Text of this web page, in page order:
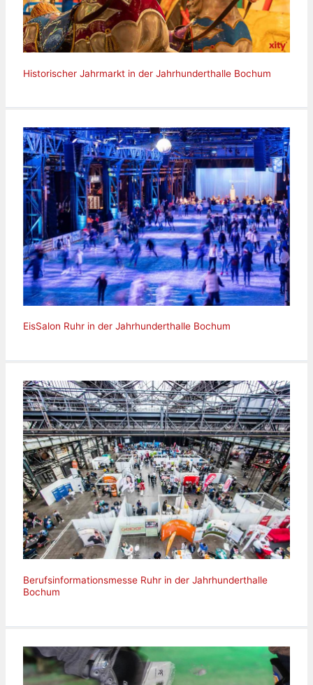
Historischer Jahrmarkt in der Jahrhunderthalle Bochum
EisSalon Ruhr in der Jahrhunderthalle Bochum
Berufsinformationsmesse Ruhr in der Jahrhunderthalle
Bochum